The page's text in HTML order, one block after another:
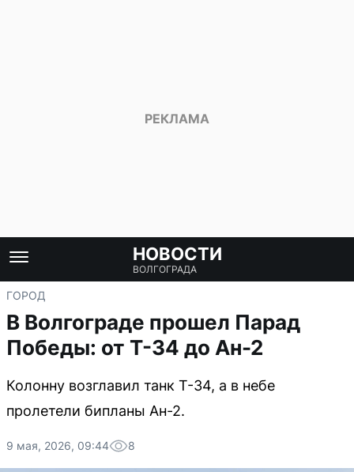
НОВОСТИ
ВОЛГОГРАДА
ГОРОД
В Волгограде прошел Парад
Победы: от Т-34 до Ан-2
Колонну возглавил танк Т-34, а в небе
пролетели бипланы Ан-2.
9 мая, 2026, 09:44 8